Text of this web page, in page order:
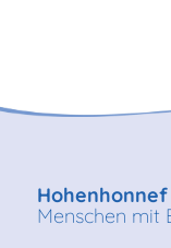
Hohenhonnef
Menschen mit